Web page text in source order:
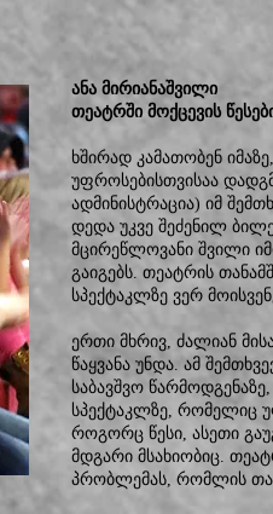
ანა მირიანაშვილი
თეატრში მოქცევის
ხშირად კამათობენ
უფროსებისთვისაა
ადმინისტრაცია) იმ
დედა უკვე შეძენილ
მცირეწლოვანი შვილი
გაიგებს. თეატრის
სპექტაკლზე ვერ
ერთი მხრივ, ძალიან
წაყვანა უნდა. ამ
საბავშვო
სპექტაკლზე, რომელიც
როგორც წესი, ასეთი
მდგარი მსახიობიც.
პრობლემას, რომლის